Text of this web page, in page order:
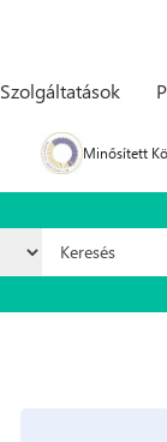
Szolgáltatások
Minősített